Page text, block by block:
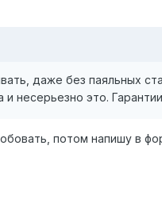
даже без паяльных
несерьезно это. Гарантии
потом напишу в